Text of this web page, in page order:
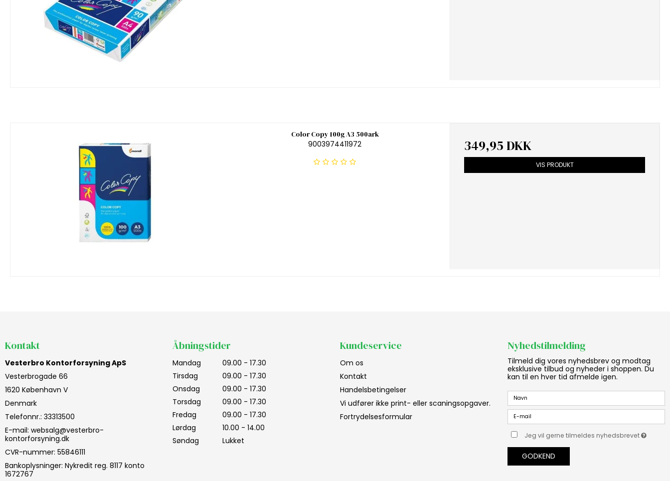
Color Copy 100g A3 500ark
9003974411972
349,95 DKK
VIS PRODUKT
Kontakt
Vesterbro Kontorforsyning ApS
Vesterbrogade 66
1620 København V
Denmark
Telefonnr.: 33313500
E-mail: websalg@vesterbro-
kontorforsyning.dk
CVR-nummer: 55846111
Bankoplysninger: Nykredit reg. 8117 konto
1672767
Åbningstider
Mandag
09.00 - 17.30
Tirsdag
09.00 - 17.30
Onsdag
09.00 - 17.30
Torsdag
09.00 - 17.30
Fredag
09.00 - 17.30
Lørdag
10.00 - 14.00
Søndag
Lukket
Kundeservice
Om os
Kontakt
Handelsbetingelser
Vi udfører ikke print- eller scaningsopgaver.
Fortrydelsesformular
Nyhedstilmelding
Tilmeld dig vores nyhedsbrev og modtag
eksklusive tilbud og nyheder i shoppen. Du
kan til en hver tid afmelde igen.
Jeg vil gerne tilmeldes nyhedsbrevet
GODKEND